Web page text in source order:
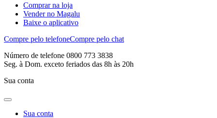
Comprar na loja
Vender no Magalu
Baixe o aplicativo
Compre pelo telefoneCompre pelo chat
Número de telefone 0800 773 3838
Seg. à Dom. exceto feriados das 8h às 20h
Sua conta
Sua conta